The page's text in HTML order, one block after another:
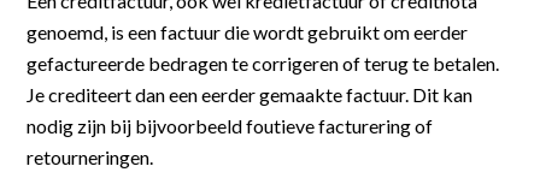
Koppel boekhouding
Abonnementen
Inhuurbonnen / Onderaannemersbonnen
Software voor de GWW
Software op maat
genoemd, is een factuur die wordt gebruikt om eerder
gefactureerde bedragen te corrigeren of terug te betalen.
Je crediteert dan een eerder gemaakte factuur. Dit kan
nodig zijn bij bijvoorbeeld foutieve facturering of
retourneringen.